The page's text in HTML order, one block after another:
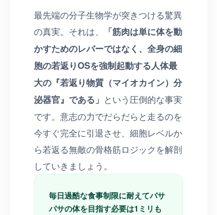
最先端の分子生物学が突きつける驚異
の真実。それは、
「筋肉は単に体を動
かすためのレバーではなく、全身の細
胞の若返りOSを強制起動する人体最
大の『若返り物質（マイオカイン）分
泌器官』である」 という圧倒的な事実
です。意志の力でだらだらと走るのを
今すぐ完全に引退させ、細胞レベルか
ら若返る無敵の骨格筋ロジックを解剖
していきましょう。
毎日過酷な食事制限に耐えてパサ
パサの体を目指す必要は1ミリも